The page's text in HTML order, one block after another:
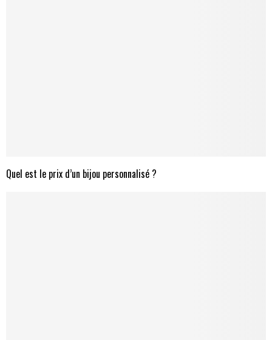
Quel est le prix d’un bijou personnalisé ?